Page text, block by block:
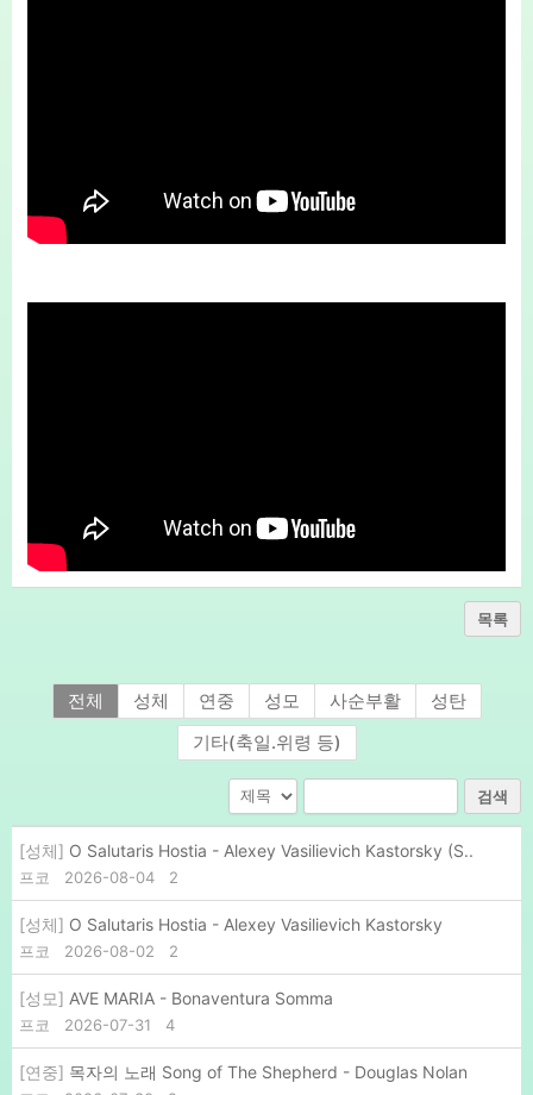
목록
전체 성체 연중 성모 사순부활
성탄
기타(축일.위령 등)
검색
[성체] O Salutaris Hostia - Alexey Vasilievich Kastorsky (S..
프코 2026-08-04 2
[성체] O Salutaris Hostia - Alexey Vasilievich Kastorsky
프코 2026-08-02 2
[성모] AVE MARIA - Bonaventura Somma
프코 2026-07-31 4
[연중] 목자의 노래 Song of The Shepherd - Douglas Nolan